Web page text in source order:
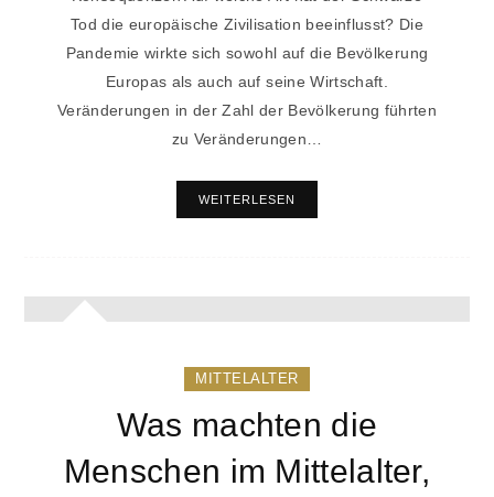
Tod die europäische Zivilisation beeinflusst? Die
Pandemie wirkte sich sowohl auf die Bevölkerung
Europas als auch auf seine Wirtschaft.
Veränderungen in der Zahl der Bevölkerung führten
zu Veränderungen…
WEITERLESEN
MITTELALTER
Was machten die
Menschen im Mittelalter,